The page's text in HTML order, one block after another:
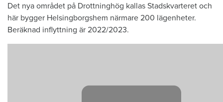
Det nya området på Drottninghög kallas Stadskvarteret och
här bygger Helsingborgshem närmare 200 lägenheter.
Beräknad inflyttning är 2022/2023.